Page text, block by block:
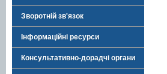
Зворотній зв'язок
Інформаційні ресурси
Консультативно-дорадчі органи